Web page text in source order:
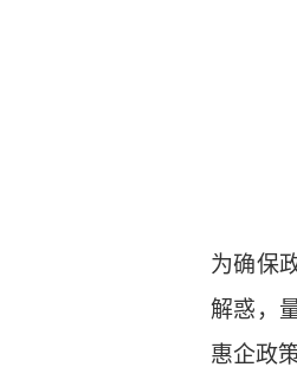
为确保
解惑，
惠企政